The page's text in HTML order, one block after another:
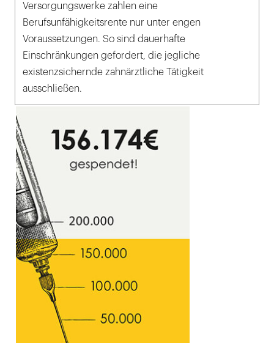
Versorgungswerke zahlen eine
Berufsunfähigkeitsrente nur unter engen
Voraussetzungen. So sind dauerhafte
Einschränkungen gefordert, die jegliche
existenzsichernde zahnärztliche Tätigkeit
ausschließen.